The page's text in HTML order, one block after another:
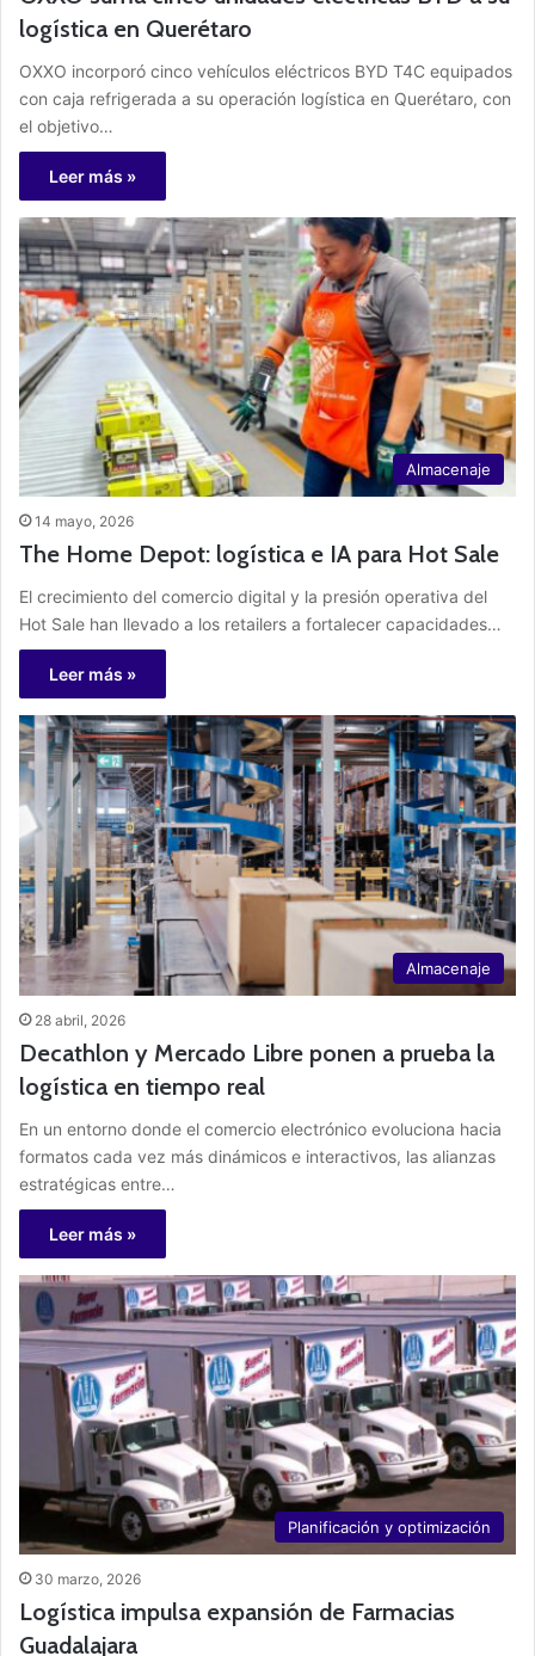
logística en Querétaro
OXXO incorporó cinco vehículos eléctricos BYD T4C equipados
con caja refrigerada a su operación logística en Querétaro, con
el objetivo…
Leer más »
Almacenaje
14 mayo, 2026
The Home Depot: logística e IA para Hot Sale
El crecimiento del comercio digital y la presión operativa del
Hot Sale han llevado a los retailers a fortalecer capacidades…
Leer más »
Almacenaje
28 abril, 2026
Decathlon y Mercado Libre ponen a prueba la
logística en tiempo real
En un entorno donde el comercio electrónico evoluciona hacia
formatos cada vez más dinámicos e interactivos, las alianzas
estratégicas entre…
Leer más »
Planificación y optimización
30 marzo, 2026
Logística impulsa expansión de Farmacias
Guadalajara